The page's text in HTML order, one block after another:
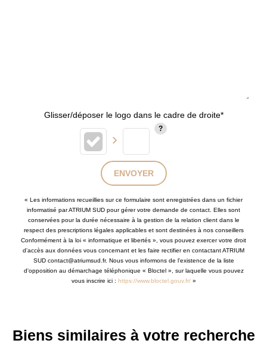
Glisser/déposer le logo dans le cadre de droite*
ENVOYER
« Les informations recueillies sur ce formulaire sont enregistrées dans un fichier
informatisé par ATRIUM SUD pour gérer votre demande de contact. Elles sont
conservées pour la durée nécessaire à la gestion de la relation client dans le
respect des prescriptions légales applicables et sont destinées à nos conseillers
Conformément à la loi « informatique et libertés », vous pouvez exercer votre droit
d'accès aux données vous concernant et les faire rectifier en contactant ATRIUM
SUD contact@atriumsud.fr. Nous vous informons de l'existence de la liste
d'opposition au démarchage téléphonique « Bloctel », sur laquelle vous pouvez
vous inscrire ici : https://www.bloctel.gouv.fr/»
Biens similaires à votre recherche